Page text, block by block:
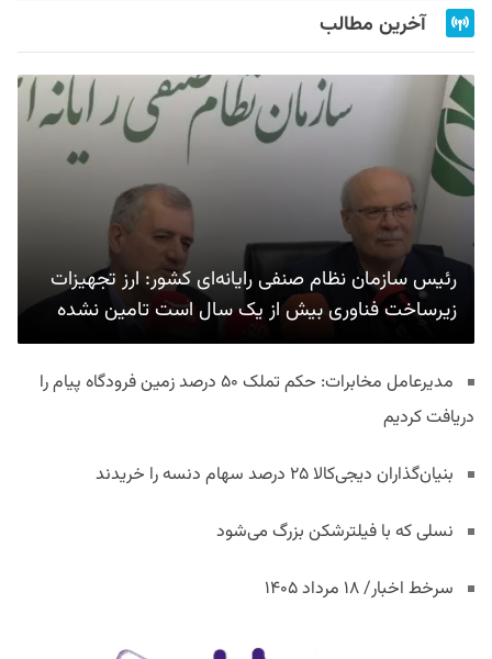
آخرین مطالب
رئیس سازمان نظام صنفی رایانه‌ای کشور: ارز تجهیزات
زیرساخت فناوری بیش از یک سال است تامین نشده
مدیرعامل مخابرات: حکم تملک ۵۰ درصد زمین فرودگاه پیام را
دریافت کردیم
بنیان‌گذاران دیجی‌کالا ۲۵ درصد سهام دنسه را خریدند
نسلی که با فیلترشکن بزرگ می‌شود
سرخط اخبار/ ۱۸ مرداد ۱۴۰۵